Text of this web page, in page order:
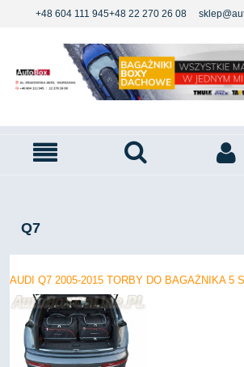
+48 604 111 945+48 22 270 26 08
Q7
AUDI Q7 2005-2015 TORBY DO BAGAŻNIKA 5